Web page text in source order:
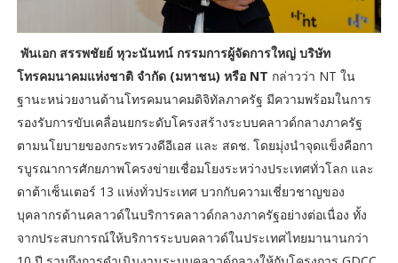
พันเอก สรรพชัยย์ หุวะนันทน์ กรรมการผู้จัดการใหญ่ บริษัท
โทรคมนาคมแห่งชาติ จำกัด (มหาชน) หรือ NT กล่าวว่า NT ใน
ฐานะหน่วยงานด้านโทรคมนาคมดิจิทัลภาครัฐ มีความพร้อมในการ
รองรับการขับเคลื่อนยกระดับโครงสร้างระบบคลาวด์กลางภาครัฐ
ตามนโยบายของกระทรวงดีอีเอส และ สดช. โดยมุ่งนำจุดแข็งคือกา
รบูรณาการศักยภาพโครงข่ายเชื่อมโยงระหว่างประเทศทั่วโลก และ
ดาต้าเซ็นเตอร์ 13 แห่งทั่วประเทศ บวกกับความเชี่ยวชาญของ
บุคลากรด้านคลาวด์ในบริการคลาวด์กลางภาครัฐอย่างต่อเนื่อง ทั้ง
จากประสบการณ์ให้บริการระบบคลาวด์ในประเทศไทยมานานกว่า